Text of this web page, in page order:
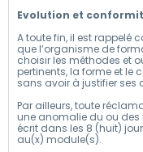
Evolution et
A toute fin, il est rappelé
que l’organisme de
choisir les méthodes et
pertinents, la forme et le
sans avoir à justifier ses
Par ailleurs, toute
une anomalie du ou
écrit dans les 8 (huit)
au(x) module(s).